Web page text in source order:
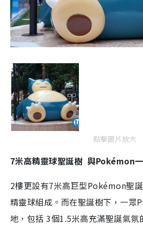
點擊圖片放大
7米高精靈球聖誕樹 與Pokémon
2樓更設有7米高巨型Pokémon聖
精靈球組成。而在聖誕樹下，一眾
地，包括 3個1.5米高充滿聖誕氣氛